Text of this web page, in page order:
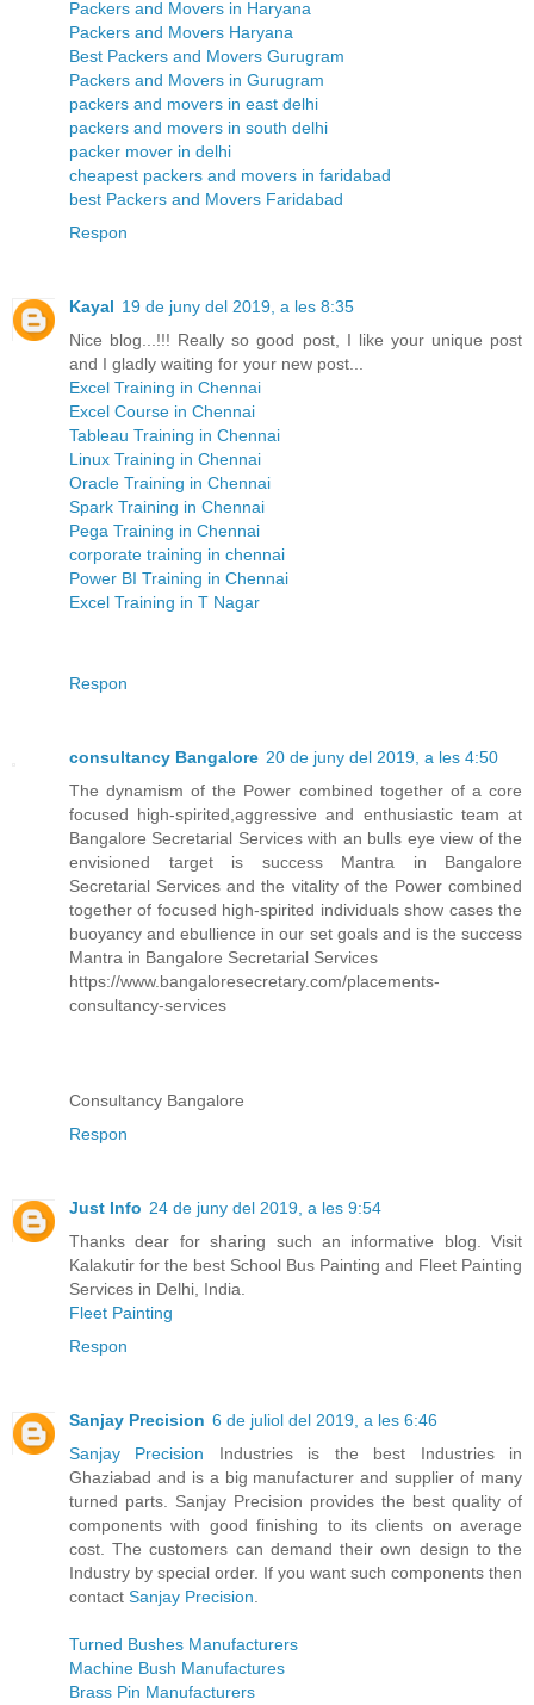
Packers and Movers in Haryana
Packers and Movers Haryana
Best Packers and Movers Gurugram
Packers and Movers in Gurugram
packers and movers in east delhi
packers and movers in south delhi
packer mover in delhi
cheapest packers and movers in faridabad
best Packers and Movers Faridabad
Respon
Kayal 19 de juny del 2019, a les 8:35
Nice blog...!!! Really so good post, I like your unique post
and I gladly waiting for your new post...
Excel Training in Chennai
Excel Course in Chennai
Tableau Training in Chennai
Linux Training in Chennai
Oracle Training in Chennai
Spark Training in Chennai
Pega Training in Chennai
corporate training in chennai
Power BI Training in Chennai
Excel Training in T Nagar
Respon
consultancy Bangalore 20 de juny del 2019, a les 4:50
The dynamism of the Power combined together of a core
focused high-spirited,aggressive and enthusiastic team at
Bangalore Secretarial Services with an bulls eye view of the
envisioned target is success Mantra in Bangalore
Secretarial Services and the vitality of the Power combined
together of focused high-spirited individuals show cases the
buoyancy and ebullience in our set goals and is the success
Mantra in Bangalore Secretarial Services
https://www.bangaloresecretary.com/placements-
consultancy-services
Consultancy Bangalore
Respon
Just Info 24 de juny del 2019, a les 9:54
Thanks dear for sharing such an informative blog. Visit
Kalakutir for the best School Bus Painting and Fleet Painting
Services in Delhi, India.
Fleet Painting
Respon
Sanjay Precision 6 de juliol del 2019, a les 6:46
Sanjay Precision Industries is the best Industries in
Ghaziabad and is a big manufacturer and supplier of many
turned parts. Sanjay Precision provides the best quality of
components with good finishing to its clients on average
cost. The customers can demand their own design to the
Industry by special order. If you want such components then
contact Sanjay Precision.
Turned Bushes Manufacturers
Machine Bush Manufactures
Brass Pin Manufacturers